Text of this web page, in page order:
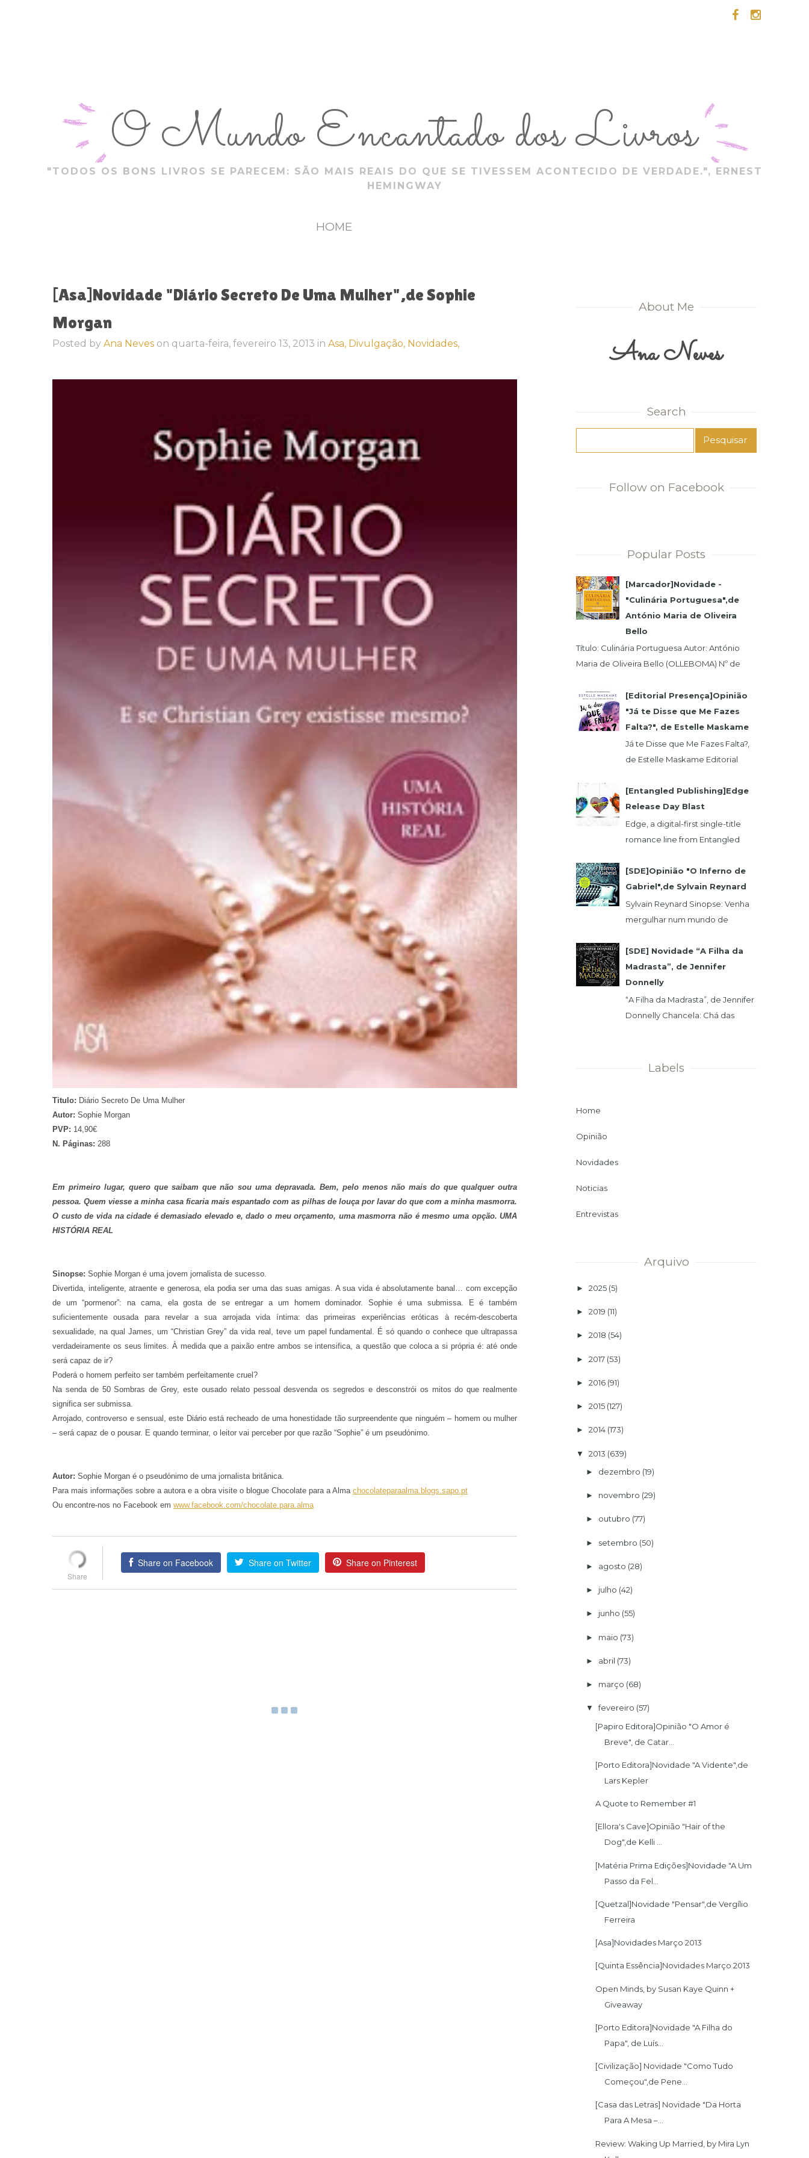
O Mundo Encantado dos Livros
"TODOS OS BONS LIVROS SE PARECEM: SÃO MAIS REAIS DO QUE SE TIVESSEM ACONTECIDO DE VERDADE.", ERNEST
HEMINGWAY
HOME
[Asa]Novidade "Diário Secreto De Uma Mulher",de Sophie
Morgan
Posted by Ana Neves on quarta-feira, fevereiro 13, 2013 in Asa, Divulgação, Novidades,
Titulo: Diário Secreto De Uma Mulher
Autor: Sophie Morgan
PVP: 14,90€
N. Páginas: 288
Em primeiro lugar, quero que saibam que não sou uma depravada. Bem, pelo menos não mais do que qualquer outra
pessoa. Quem viesse a minha casa ficaria mais espantado com as pilhas de louça por lavar do que com a minha masmorra.
O custo de vida na cidade é demasiado elevado e, dado o meu orçamento, uma masmorra não é mesmo uma opção.UMA
HISTÓRIA REAL
Sinopse: Sophie Morgan é uma jovem jornalista de sucesso.
Divertida, inteligente, atraente e generosa, ela podia ser uma das suas amigas. A sua vida é absolutamente banal… com excepção
de um “pormenor”: na cama, ela gosta de se entregar a um homem dominador. Sophie é uma submissa. E é também
suficientemente ousada para revelar a sua arrojada vida íntima: das primeiras experiências eróticas à recém-descoberta
sexualidade, na qual James, um “Christian Grey” da vida real, teve um papel fundamental. É só quando o conhece que ultrapassa
verdadeiramente os seus limites. À medida que a paixão entre ambos se intensifica, a questão que coloca a si própria é: até onde
será capaz de ir?
Poderá o homem perfeito ser também perfeitamente cruel?
Na senda de 50 Sombras de Grey, este ousado relato pessoal desvenda os segredos e desconstrói os mitos do que realmente
significa ser submissa.
Arrojado, controverso e sensual, este Diário está recheado de uma honestidade tão surpreendente que ninguém – homem ou mulher
– será capaz de o pousar. E quando terminar, o leitor vai perceber por que razão “Sophie” é um pseudónimo.
Autor: Sophie Morgan é o pseudónimo de uma jornalista britânica.
Para mais informações sobre a autora e a obra visite o blogue Chocolate para a Alma chocolateparaalma.blogs.sapo.pt
Ou encontre-nos no Facebook em www.facebook.com/chocolate.para.alma
Share on Facebook Share on Twitter Share on Pinterest
About Me
Ana Neves
Search
Follow on Facebook
Popular Posts
[Marcador]Novidade -
"Culinária Portuguesa",de
António Maria de Oliveira
Bello
Título: Culinária Portuguesa Autor: António
Maria de Oliveira Bello (OLLEBOMA) Nº de
[Editorial Presença]Opinião
"Já te Disse que Me Fazes
Falta?", de Estelle Maskame
Já te Disse que Me Fazes Falta?,
de Estelle Maskame Editorial
Uma última oportunidade para o
amor. P...
[Entangled Publishing]Edge
Release Day Blast
Edge, a digital-first single-title
romance line from Entangled
popular Select imprint but gives
its...
[SDE]Opinião "O Inferno de
Gabriel",de Sylvain Reynard
Sylvain Reynard Sinopse: Venha
mergulhar num mundo de
sem limites....
[SDE] Novidade “A Filha da
Madrasta”, de Jennifer
Donnelly
“A Filha da Madrasta”, de Jennifer
Donnelly Chancela: Chá das
Labels
Home
Opinião
Novidades
Noticias
Entrevistas
Arquivo
► 2025 (5)
► 2019 (11)
► 2018 (54)
► 2017 (53)
► 2016 (91)
► 2015 (127)
► 2014 (173)
▼ 2013 (639)
► dezembro (19)
► novembro (29)
► outubro (77)
► setembro (50)
► agosto (28)
► julho (42)
► junho (55)
► maio (73)
► abril (73)
► março (68)
▼fevereiro (57)
[Papiro Editora]Opinião "O Amor é
Breve", de Catar...
[Porto Editora]Novidade "A Vidente",de
Lars Kepler
A Quote to Remember #1
[Ellora's Cave]Opinião "Hair of the
Dog",de Kelli ...
[Matéria Prima Edições]Novidade "A Um
Passo da Fel...
[Quetzal]Novidade "Pensar",de Vergílio
Ferreira
[Asa]Novidades Março 2013
[Quinta Essência]Novidades Março 2013
Open Minds, by Susan Kaye Quinn +
Giveaway
[Porto Editora]Novidade "A Filha do
Papa", de Luís...
[Civilização] Novidade "Como Tudo
Começou",de Pene...
[Casa das Letras] Novidade "Da Horta
Para A Mesa –...
Review: Waking Up Married, by Mira Lyn